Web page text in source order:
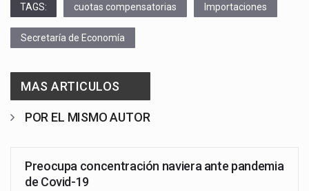
TAGS: cuotas compensatorias Importaciones
Secretaría de Economía
MAS ARTICULOS
POR EL MISMO AUTOR
Preocupa concentración naviera ante pandemia
de Covid-19